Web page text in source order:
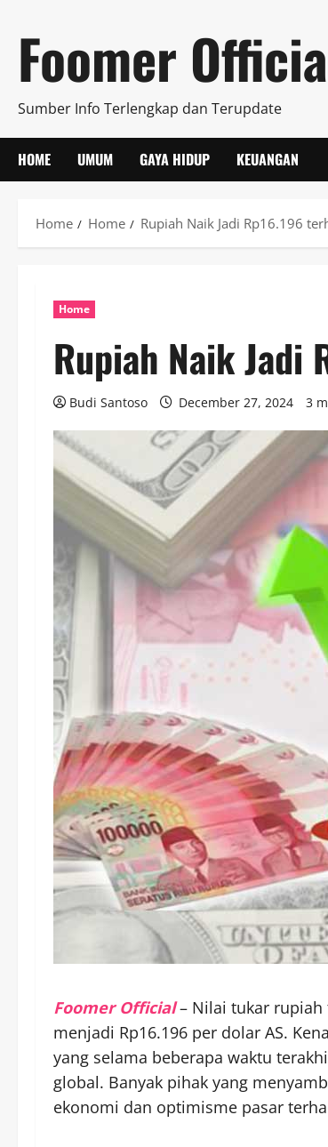
content
Foomer
Sumber Info Terlengkap dan Terupdate
HOME UMUM GAYA HIDUP KEUANGAN
Home Home Rupiah Naik Jadi Rp16.196
Home
Rupiah Naik Jadi
Budi Santoso December 27, 2024 3
Foomer Official– Nilai tukar rupiah
menjadi Rp16.196 per dolar AS.
yang selama beberapa waktu
global. Banyak pihak yang
ekonomi dan optimisme pasar